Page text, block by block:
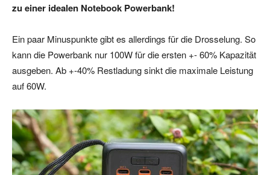
zu einer idealen Notebook Powerbank!
Ein paar Minuspunkte gibt es allerdings für die Drosselung. So
kann die Powerbank nur 100W für die ersten +- 60% Kapazität
ausgeben. Ab +-40% Restladung sinkt die maximale Leistung
auf 60W.